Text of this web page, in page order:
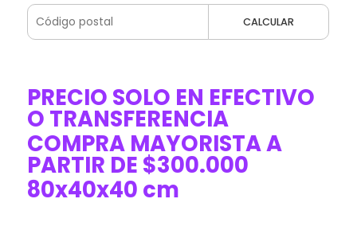
CALCULAR
PRECIO SOLO EN EFECTIVO
O TRANSFERENCIA
COMPRA MAYORISTA A
PARTIR DE $300.000
80x40x40 cm